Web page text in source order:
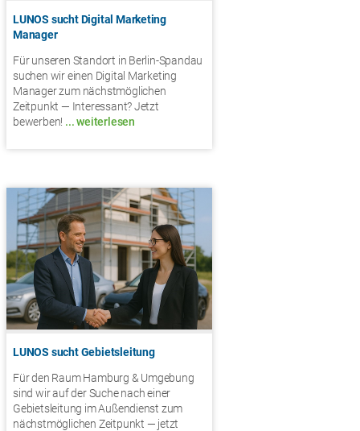
LUNOS sucht Digital Marketing
Manager
Für unseren Standort in Berlin-Spandau
suchen wir einen Digital Marketing
Manager zum nächstmöglichen
Zeitpunkt — Interessant? Jetzt
bewerben! ... weiterlesen
LUNOS sucht Gebietsleitung
Für den Raum Hamburg & Umgebung
sind wir auf der Suche nach einer
Gebietsleitung im Außendienst zum
nächstmöglichen Zeitpunkt — jetzt